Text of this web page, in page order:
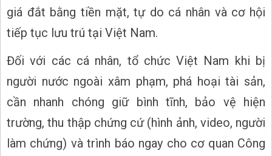
giá đắt bằng tiền mặt, tự do cá nhân và cơ hội
tiếp tục lưu trú tại Việt Nam.
Đối với các cá nhân, tổ chức Việt Nam khi bị
người nước ngoài xâm phạm, phá hoại tài sản,
cần nhanh chóng giữ bình tĩnh, bảo vệ hiện
trường, thu thập chứng cứ (hình ảnh, video, người
làm chứng) và trình báo ngay cho cơ quan Công